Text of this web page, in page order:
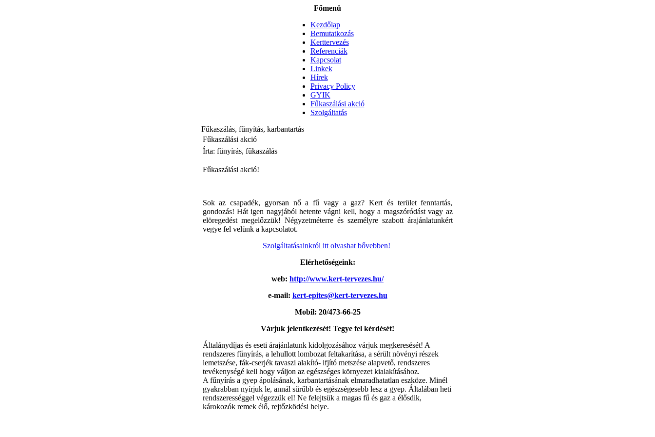
Főmenü
Kezdőlap
Bemutatkozás
Kerttervezés
Referenciák
Kapcsolat
Linkek
Hírek
Privacy Policy
GYIK
Fűkaszálási akció
Szolgáltatás
Fűkaszálás, fűnyítás, karbantartás
Fűkaszálási akció
Írta: fűnyírás, fűkaszálás
Fűkaszálási akció!
Sok az csapadék, gyorsan nő a fű vagy a gaz? Kert és terület fenntartás,
gondozás! Hát igen nagyjából hetente vágni kell, hogy a magszóródást vagy az
elöregedést megelőzzük! Négyzetméterre és személyre szabott árajánlatunkért
vegye fel velünk a kapcsolatot.
Szolgáltatásainkról itt olvashat bővebben!
Elérhetőségeink:
web: http://www.kert-tervezes.hu/
e-mail: kert-epites@kert-tervezes.hu
Mobil: 20/473-66-25
Várjuk jelentkezését! Tegye fel kérdését!
Általánydíjas és eseti árajánlatunk kidolgozásához várjuk megkeresését! A
rendszeres fűnyírás, a lehullott lombozat feltakarítása, a sérült növényi részek
lemetszése, fák-cserjék tavaszi alakító- ifjító metszése alapvető, rendszeres
tevékenységé kell hogy váljon az egészséges környezet kialakításához.
A fűnyírás a gyep ápolásának, karbantartásának elmaradhatatlan eszköze. Minél
gyakrabban nyírjuk le, annál sűrűbb és egészségesebb lesz a gyep. Általában heti
rendszerességgel végezzük el! Ne felejtsük a magas fű és gaz a élősdik,
károkozók remek élő, rejtőzködési helye.